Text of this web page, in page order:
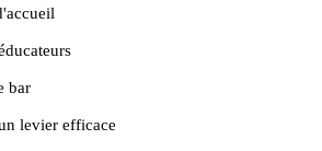
bar
levier efficace